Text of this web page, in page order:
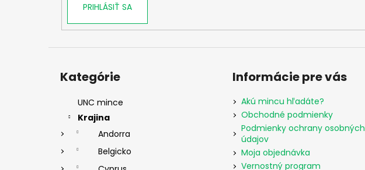
PRIHLÁSIŤ SA
kategórie
Kategórie
UNC mince
Krajina
Andorra
Belgicko
Informácie pre vás
Akú mincu hľadáte?
Obchodné podmienky
Podmienky ochrany osobných
údajov
Moja objednávka
Vernostný program